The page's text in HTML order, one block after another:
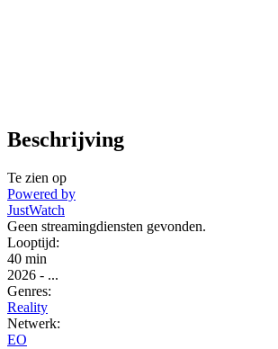
Beschrijving
Te zien op
Powered by
JustWatch
Geen streamingdiensten gevonden.
Looptijd:
40 min
2026 - ...
Genres:
Reality
Netwerk:
EO